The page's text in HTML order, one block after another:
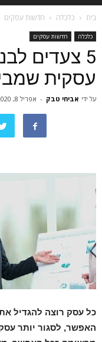
בית כלכלה חדשות עסקים
כלכלה חדשות עסקים
5 צעדים
עסקית
על ידי אביחי טבק - אפריל 8, 2020
כל עסק רוצה להגדיל
האפשר, לסגור יותר